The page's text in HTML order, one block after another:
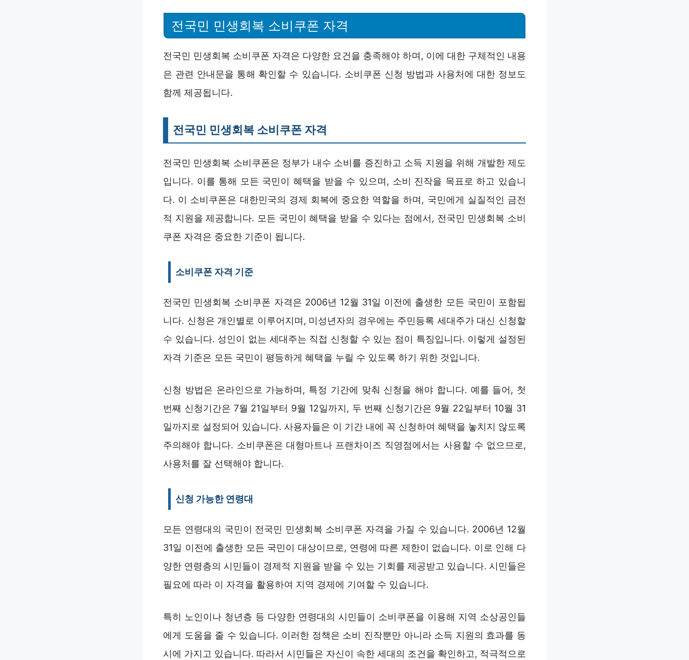
전국민 민생회복 소비쿠폰 자격
전국민 민생회복 소비쿠폰 자격은 다양한 요건을 충족해야 하며, 이에 대한 구체적인 내용
은 관련 안내문을 통해 확인할 수 있습니다. 소비쿠폰 신청 방법과 사용처에 대한 정보도
함께 제공됩니다.
전국민 민생회복 소비쿠폰 자격
전국민 민생회복 소비쿠폰은 정부가 내수 소비를 증진하고 소득 지원을 위해 개발한 제도
입니다. 이를 통해 모든 국민이 혜택을 받을 수 있으며, 소비 진작을 목표로 하고 있습니
다. 이 소비쿠폰은 대한민국의 경제 회복에 중요한 역할을 하며, 국민에게 실질적인 금전
적 지원을 제공합니다. 모든 국민이 혜택을 받을 수 있다는 점에서, 전국민 민생회복 소비
쿠폰 자격은 중요한 기준이 됩니다.
소비쿠폰 자격 기준
전국민 민생회복 소비쿠폰 자격은 2006년 12월 31일 이전에 출생한 모든 국민이 포함됩
니다. 신청은 개인별로 이루어지며, 미성년자의 경우에는 주민등록 세대주가 대신 신청할
수 있습니다. 성인이 없는 세대주는 직접 신청할 수 있는 점이 특징입니다. 이렇게 설정된
자격 기준은 모든 국민이 평등하게 혜택을 누릴 수 있도록 하기 위한 것입니다.
신청 방법은 온라인으로 가능하며, 특정 기간에 맞춰 신청을 해야 합니다. 예를 들어, 첫
번째 신청기간은 7월 21일부터 9월 12일까지, 두 번째 신청기간은 9월 22일부터 10월 31
일까지로 설정되어 있습니다. 사용자들은 이 기간 내에 꼭 신청하여 혜택을 놓치지 않도록
주의해야 합니다. 소비쿠폰은 대형마트나 프랜차이즈 직영점에서는 사용할 수 없으므로,
사용처를 잘 선택해야 합니다.
신청 가능한 연령대
모든 연령대의 국민이 전국민 민생회복 소비쿠폰 자격을 가질 수 있습니다. 2006년 12월
31일 이전에 출생한 모든 국민이 대상이므로, 연령에 따른 제한이 없습니다. 이로 인해 다
양한 연령층의 시민들이 경제적 지원을 받을 수 있는 기회를 제공받고 있습니다. 시민들은
필요에 따라 이 자격을 활용하여 지역 경제에 기여할 수 있습니다.
특히 노인이나 청년층 등 다양한 연령대의 시민들이 소비쿠폰을 이용해 지역 소상공인들
에게 도움을 줄 수 있습니다. 이러한 정책은 소비 진작뿐만 아니라 소득 지원의 효과를 동
시에 가지고 있습니다. 따라서 시민들은 자신이 속한 세대의 조건을 확인하고, 적극적으로